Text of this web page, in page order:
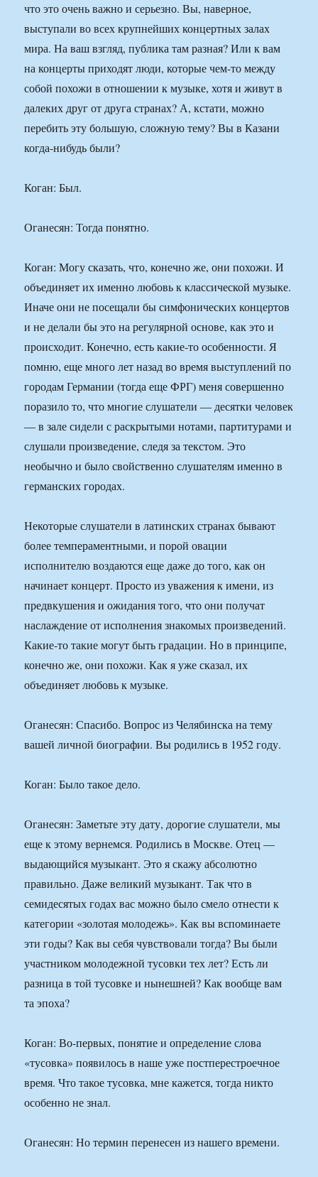
что это очень важно и серьезно. Вы, наверное,
выступали во всех крупнейших концертных залах
мира. На ваш взгляд, публика там разная? Или к вам
на концерты приходят люди, которые чем-то между
собой похожи в отношении к музыке, хотя и живут в
далеких друг от друга странах? А, кстати, можно
перебить эту большую, сложную тему? Вы в Казани
когда-нибудь были?
Коган: Был.
Оганесян: Тогда понятно.
Коган: Могу сказать, что, конечно же, они похожи. И
объединяет их именно любовь к классической музыке.
Иначе они не посещали бы симфонических концертов
и не делали бы это на регулярной основе, как это и
происходит. Конечно, есть какие-то особенности. Я
помню, еще много лет назад во время выступлений по
городам Германии (тогда еще ФРГ) меня совершенно
поразило то, что многие слушатели — десятки человек
— в зале сидели с раскрытыми нотами, партитурами и
слушали произведение, следя за текстом. Это
необычно и было свойственно слушателям именно в
германских городах.
Некоторые слушатели в латинских странах бывают
более темпераментными, и порой овации
исполнителю воздаются еще даже до того, как он
начинает концерт. Просто из уважения к имени, из
предвкушения и ожидания того, что они получат
наслаждение от исполнения знакомых произведений.
Какие-то такие могут быть градации. Но в принципе,
конечно же, они похожи. Как я уже сказал, их
объединяет любовь к музыке.
Оганесян: Спасибо. Вопрос из Челябинска на тему
вашей личной биографии. Вы родились в 1952 году.
Коган: Было такое дело.
Оганесян: Заметьте эту дату, дорогие слушатели, мы
еще к этому вернемся. Родились в Москве. Отец —
выдающийся музыкант. Это я скажу абсолютно
правильно. Даже великий музыкант. Так что в
семидесятых годах вас можно было смело отнести к
категории «золотая молодежь». Как вы вспоминаете
эти годы? Как вы себя чувствовали тогда? Вы были
участником молодежной тусовки тех лет? Есть ли
разница в той тусовке и нынешней? Как вообще вам
та эпоха?
Коган: Во-первых, понятие и определение слова
«тусовка» появилось в наше уже постперестроечное
время. Что такое тусовка, мне кажется, тогда никто
особенно не знал.
Оганесян: Но термин перенесен из нашего времени.